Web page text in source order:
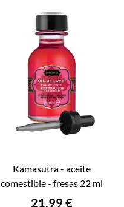
kamasutra - aceite
comestible - fresas 22 ml
Precio
21,99 €